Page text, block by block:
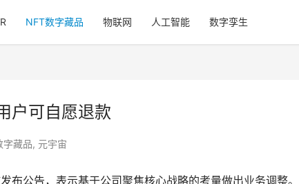
NFT数字藏品 物联网 人工智能 数字孪生
户可自愿退款
字藏品, 元宇宙
布公告，表示基于公司聚焦核心战略的考量做出业务调整